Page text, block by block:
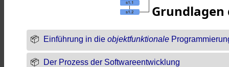
Einführung in die objektfunktionale
Der Prozess der Softwareentwicklung